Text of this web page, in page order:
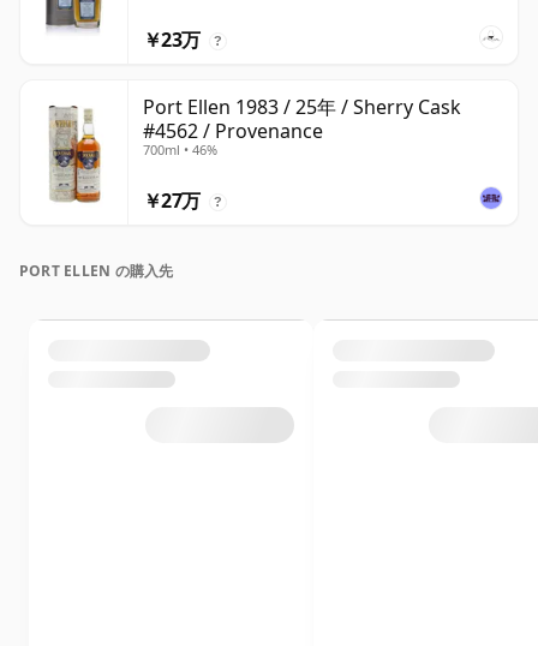
￥23万 ?
Port Ellen 1983 / 25年 / Sherry Cask
#4562 / Provenance
700ml • 46%
￥27万 ?
PORT ELLEN の購入先